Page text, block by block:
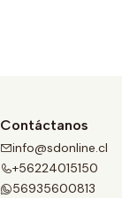
Contáctanos
info@sdonline.cl
+56224015150
56935600813